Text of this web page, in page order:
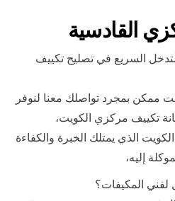
القادسية
السريع في تصليح تكييف
بمجرد تواصلك معنا لنوفر
تكييف مركزي الكويت،
الذي يمتلك الخبرة والكفاءة
إليه،
لفني المكيفات؟